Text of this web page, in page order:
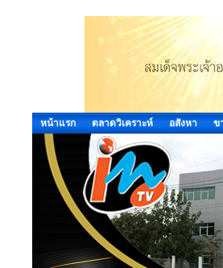
หน้าแรก ตลาดวิเคราะห์ อสังหา ข